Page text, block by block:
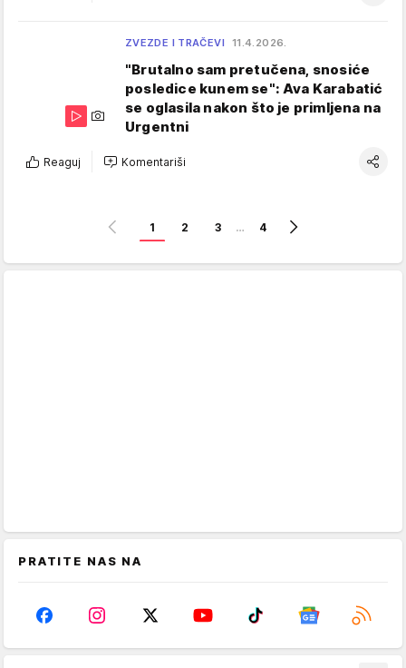
ZVEZDE I TRAČEVI 11.4.2026.
"Brutalno sam pretučena, snosiće
posledice kunem se": Ava Karabatić
se oglasila nakon što je primljena na
Urgentni
Reaguj Komentariši
1 2 3 … 4
PRATITE NAS NA